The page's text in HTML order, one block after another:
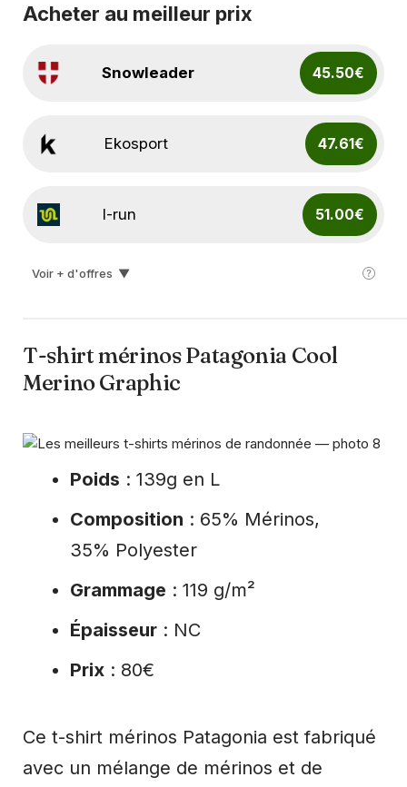
Acheter au meilleur prix
Snowleader 45.50€
Ekosport 47.61€
I-run 51.00€
Hardloop
Voir + d'offres ▼
T-shirt mérinos Patagonia Cool
Merino Graphic
Poids : 139g en L
Composition : 65% Mérinos,
35% Polyester
Grammage : 119 g/m²
Épaisseur: NC
Prix: 80€
Ce t-shirt mérinos Patagonia est fabriqué
avec un mélange de mérinos et de